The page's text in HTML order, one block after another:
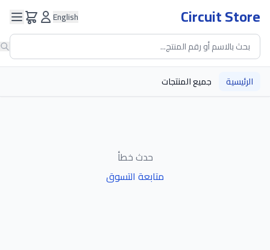
Circuit Store
English
الرئيسية جميع المنتجات
حدث خطأ
متابعة التسوق